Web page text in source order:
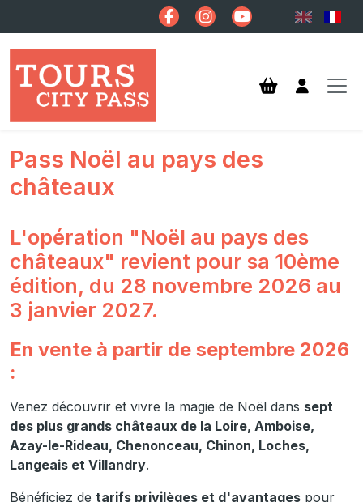
Aller au contenu principal
Pass Noël au pays des
châteaux
L'opération "Noël au pays des
châteaux" revient pour sa 10ème
édition, du 28 novembre 2026 au
3 janvier 2027.
En vente à partir de septembre 2026
:
Venez découvrir et vivre la magie de Noël dans sept
des plus grands châteaux de la Loire, Amboise,
Azay-le-Rideau, Chenonceau, Chinon, Loches,
Langeais et Villandry.
Bénéficiez de tarifs privilèges et d'avantages pour